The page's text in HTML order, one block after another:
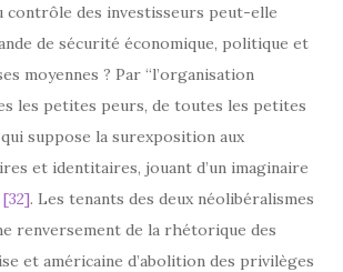
contrôle des investisseurs peut-elle
de sécurité économique, politique et
moyennes ? Par “l’organisation
les petites peurs, de toutes les petites
suppose la surexposition aux
et identitaires, jouant d’un imaginaire
[32]. Les tenants des deux néolibéralismes
renversement de la rhétorique des
et américaine d’abolition des privilèges